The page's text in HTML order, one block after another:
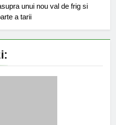
unui nou val de frig si
a tarii